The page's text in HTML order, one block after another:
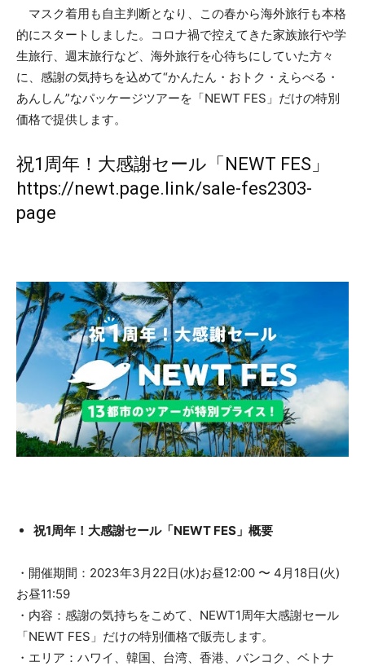
マスク着用も自主判断となり、この春から海外旅行も本格
的にスタートしました。コロナ禍で控えてきた家族旅行や学
生旅行、週末旅行など、海外旅行を心待ちにしていた方々
に、感謝の気持ちを込めて“かんたん・おトク・えらべる・
あんしん”なパッケージツアーを「NEWT FES」だけの特別
価格で提供します。
祝1周年！大感謝セール「NEWT FES」
https://newt.page.link/sale-fes2303-
page
祝1周年！大感謝セール「NEWT FES」概要
・開催期間：2023年3月22日(水)お昼12:00 〜 4月18日(火)
お昼11:59
・内容：感謝の気持ちをこめて、NEWT1周年大感謝セール
「NEWT FES」だけの特別価格で販売します。
・エリア：ハワイ、韓国、台湾、香港、バンコク、ベトナ